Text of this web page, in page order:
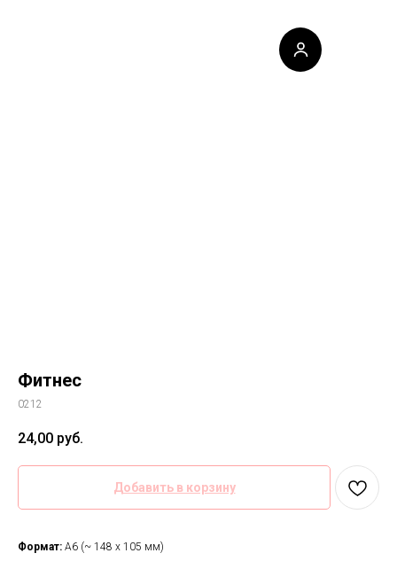
Фитнес
0212
24,00 руб.
Добавить в корзину
Формат: А6 (~ 148 х 105 мм)